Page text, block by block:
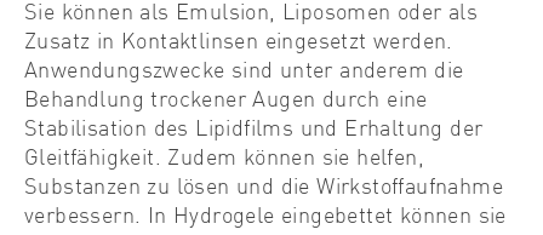
Sie können als Emulsion, Liposomen oder als
Zusatz in Kontaktlinsen eingesetzt werden.
Anwendungszwecke sind unter anderem die
Behandlung trockener Augen durch eine
Stabilisation des Lipidfilms und Erhaltung der
Gleitfähigkeit. Zudem können sie helfen,
Substanzen zu lösen und die Wirkstoffaufnahme
verbessern. In Hydrogele eingebettet können sie